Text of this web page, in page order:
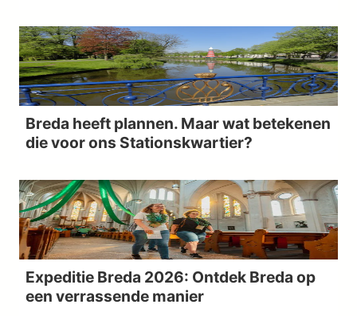
Breda heeft plannen. Maar wat betekenen
die voor ons Stationskwartier?
Expeditie Breda 2026: Ontdek Breda op
een verrassende manier